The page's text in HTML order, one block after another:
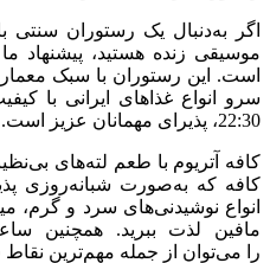
اگر به‌دنبال یک رستوران سنتی
موسیقی زنده هستید، پیشنهاد
است. این رستوران با سبک
22:30، پذیرای مهمانان عزیز است.
کافه آتریوم با طعم لته‌های
کافه که به‌صورت شبانه‌روزی
انواع نوشیدنی‌های سرد و
مافین لذت ببرید. همچنین
را می‌توان از جمله مهم‌ترین